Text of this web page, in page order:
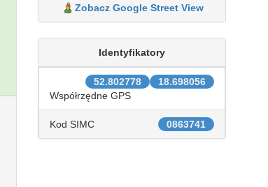
Zobacz Google Street View
Identyfikatory
18.698056
52.802778
Współrzędne GPS
0863741
Kod SIMC